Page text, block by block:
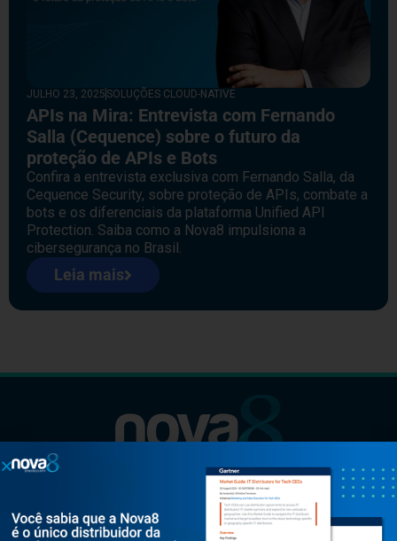
JULHO 23, 2025 SOLUÇÕES CLOUD-NATIVE
APIs na Mira: Entrevista com Fernando
Salla (Cequence) sobre o futuro da
proteção de APIs e Bots
Confira a entrevista exclusiva com Fernando Salla, da
Cequence Security, sobre proteção de APIs, combate a
bots e os diferenciais da plataforma Unified API
Protection. Saiba como a Nova8 impulsiona a
cibersegurança no Brasil.
Leia mais